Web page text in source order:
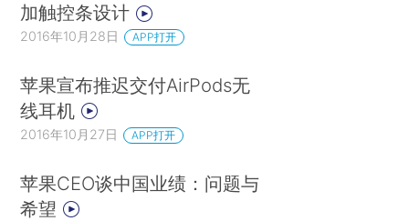
加触控条设计
2016年10月28日 APP打开
苹果宣布推迟交付AirPods无
线耳机
2016年10月27日 APP打开
苹果CEO谈中国业绩：问题与
希望